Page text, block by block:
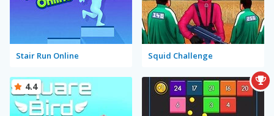
Stair Run Online Squid Challenge
4.4